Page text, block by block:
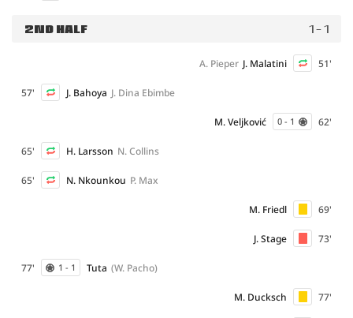
2ND HALF 1 - 1
51'
J. Malatini
A. Pieper
57' J. Bahoya J. Dina Ebimbe
62'
0 - 1
M. Veljković
65' H. Larsson N. Collins
65' N. Nkounkou P. Max
69'
M. Friedl
73'
J. Stage
77' 1 - 1 Tuta (W. Pacho)
77'
M. Ducksch